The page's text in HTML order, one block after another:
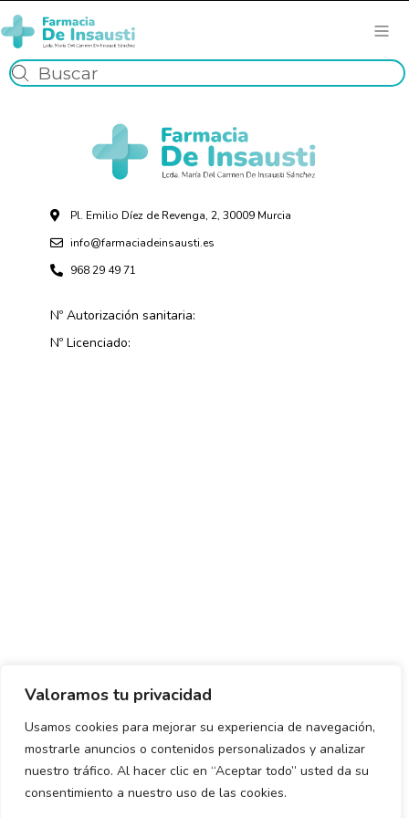
Valoramos tu privacidad
Usamos cookies para mejorar su experiencia de navegación,
mostrarle anuncios o contenidos personalizados y analizar
nuestro tráfico. Al hacer clic en “Aceptar todo” usted da su
consentimiento a nuestro uso de las cookies.
Pl. Emilio Díez de Revenga, 2, 30009 Murcia
info@farmaciadeinsausti.es
968 29 49 71
Nº Autorización sanitaria:
Nº Licenciado:
Política de envío y devoluciones Política de privacidad
Uso de cookies Aviso legal Términos y condiciones